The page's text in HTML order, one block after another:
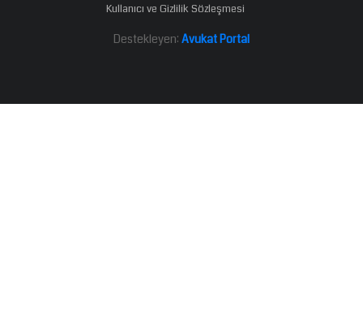
Kullanıcı ve Gizlilik Sözleşmesi
Destekleyen: Avukat Portal